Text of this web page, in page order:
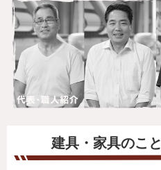
建具・家具のこ